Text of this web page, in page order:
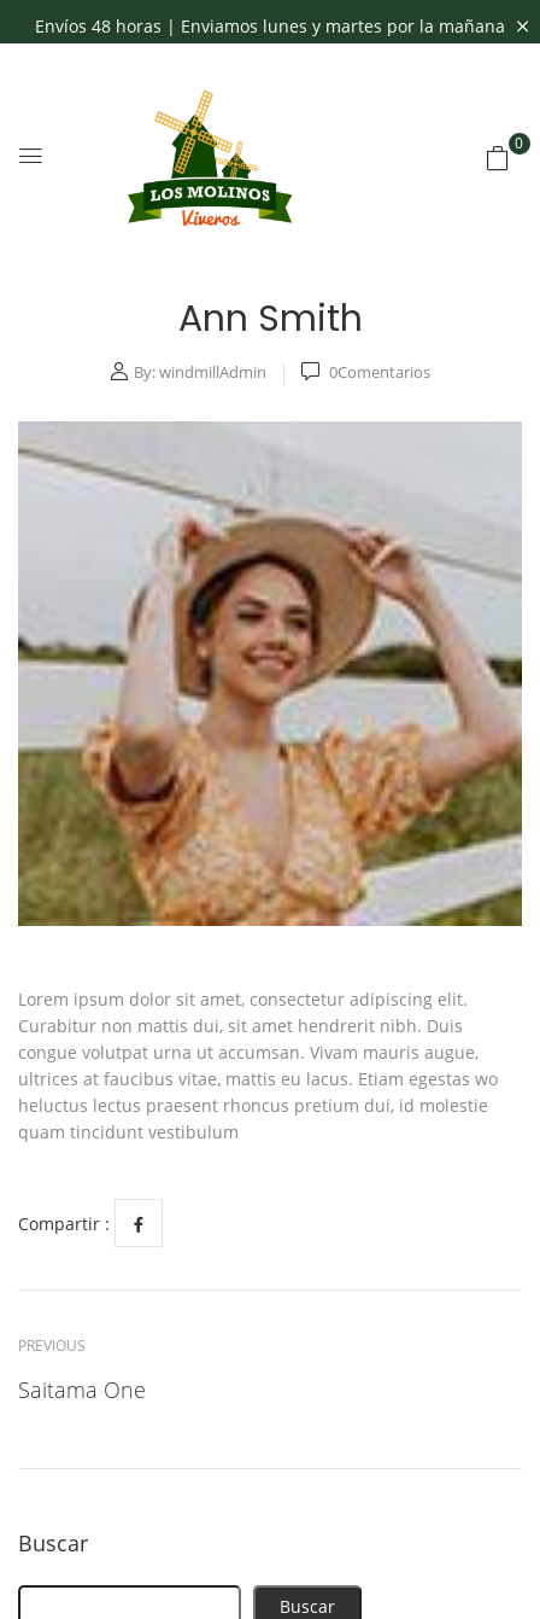
Envíos 48 horas | Enviamos lunes y martes por la mañana
0
Ann Smith
By:windmillAdmin 0Comentarios
Buscar
Buscar
Lorem ipsum dolor sit amet, consectetur adipiscing elit.
Curabitur non mattis dui, sit amet hendrerit nibh. Duis
congue volutpat urna ut accumsan. Vivam mauris augue,
ultrices at faucibus vitae, mattis eu lacus. Etiam egestas wo
heluctus lectus praesent rhoncus pretium dui, id molestie
quam tincidunt vestibulum
Compartir :
PREVIOUS
Saitama One